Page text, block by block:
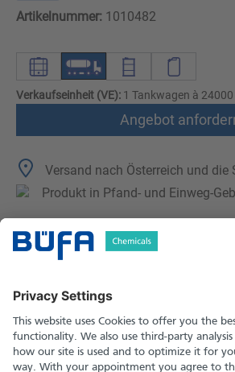
Artikelnummer: 1010482
Verkaufseinheit (VE): 1 Tankwagen à 24000
Angebot
Versand nach Österreich und die
Produkt in Pfand- und Einweg-
Technische Merkmale
Sicherheitshinweise